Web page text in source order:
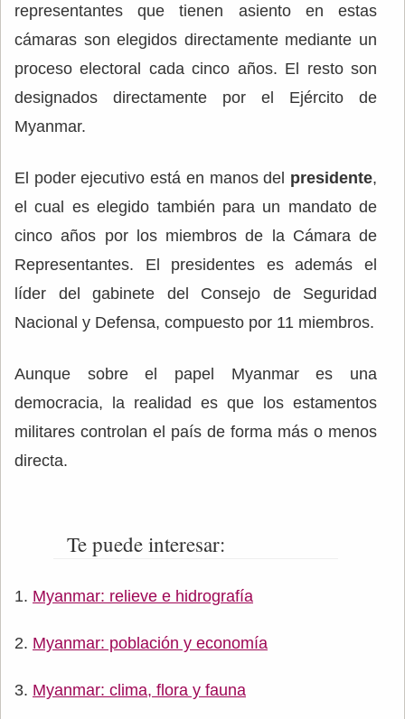
representantes que tienen asiento en estas
cámaras son elegidos directamente mediante un
proceso electoral cada cinco años. El resto son
designados directamente por el Ejército de
Myanmar.
El poder ejecutivo está en manos del presidente,
el cual es elegido también para un mandato de
cinco años por los miembros de la Cámara de
Representantes. El presidentes es además el
líder del gabinete del Consejo de Seguridad
Nacional y Defensa, compuesto por 11 miembros.
Aunque sobre el papel Myanmar es una
democracia, la realidad es que los estamentos
militares controlan el país de forma más o menos
directa.
Te puede interesar:
Myanmar: relieve e hidrografía
Myanmar: población y economía
Myanmar: clima, flora y fauna